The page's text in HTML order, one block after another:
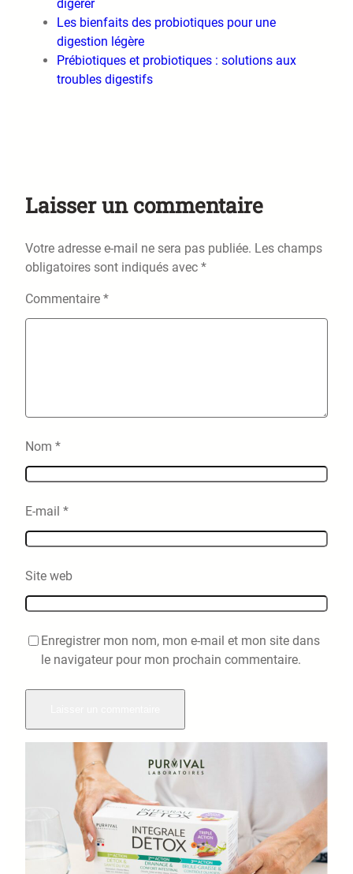
digérer
Les bienfaits des probiotiques pour une
digestion légère
Prébiotiques et probiotiques : solutions aux
troubles digestifs
Laisser un commentaire
Votre adresse e-mail ne sera pas publiée. Les champs
obligatoires sont indiqués avec *
Commentaire *
Nom *
E-mail *
Site web
Enregistrer mon nom, mon e-mail et mon site dans
le navigateur pour mon prochain commentaire.